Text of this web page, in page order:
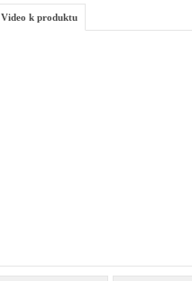
Video k produktu